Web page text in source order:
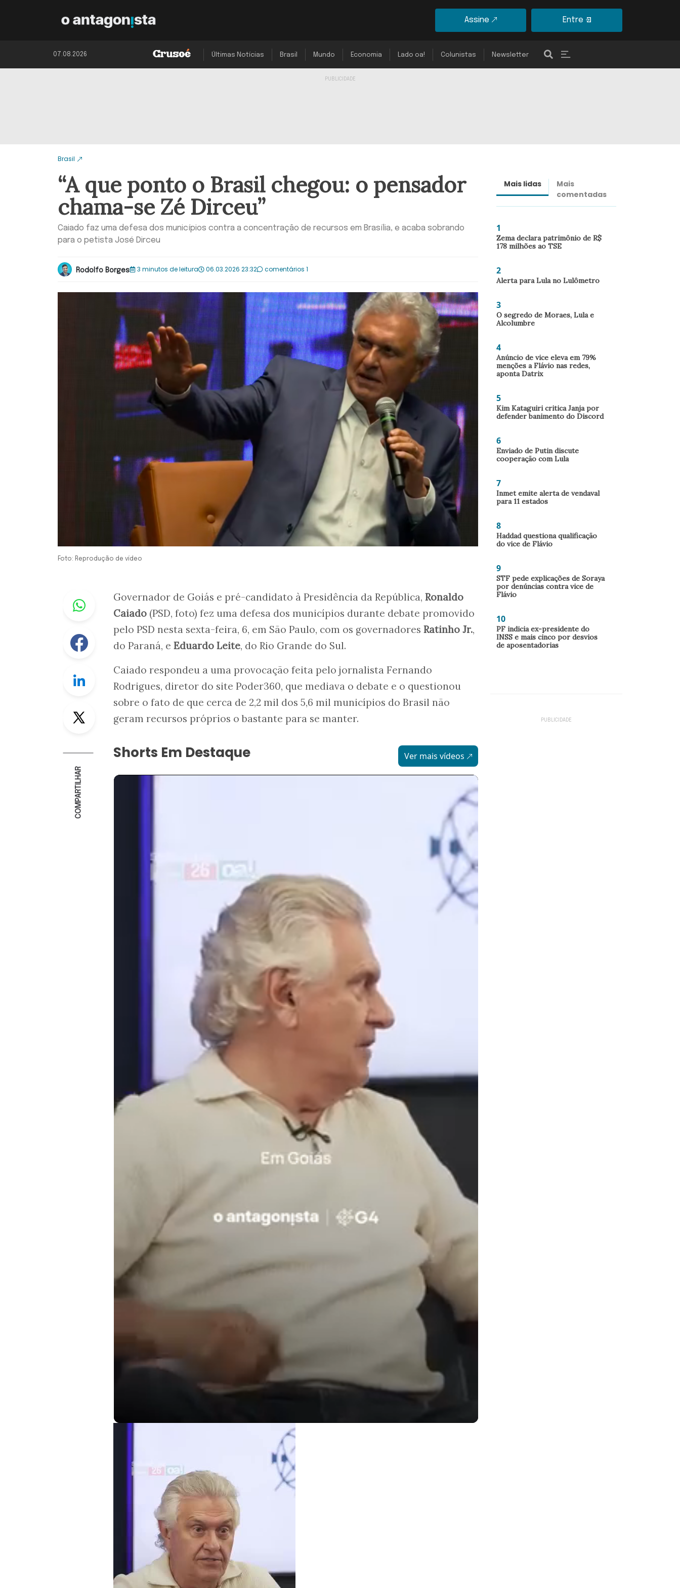
Assine Entre
07.08.2026 Últimas Notícias Brasil Mundo Economia Lado oa! Colunistas Newsletter
Brasil
“A que ponto o Brasil chegou: o pensador
chama-se Zé Dirceu”
Caiado faz uma defesa dos municípios contra a concentração de recursos em Brasília, e acaba sobrando
para o petista José Dirceu
Rodolfo Borges 3 minutos de leitura 06.03.2026 23:32 comentários 1
Foto: Reprodução de vídeo
Whastapp
Facebook
Linkedin
Twitter
COMPARTILHAR
Governador de Goiás e pré-candidato à Presidência da República, Ronaldo
Caiado (PSD, foto) fez uma defesa dos municípios durante debate promovido
pelo PSD nesta sexta-feira, 6, em São Paulo, com os governadores Ratinho Jr.,
do Paraná, e Eduardo Leite, do Rio Grande do Sul.
Caiado respondeu a uma provocação feita pelo jornalista Fernando
Rodrigues, diretor do site Poder360, que mediava o debate e o questionou
sobre o fato de que cerca de 2,2 mil dos 5,6 mil municípios do Brasil não
geram recursos próprios o bastante para se manter.
Shorts Em Destaque Ver mais vídeos
Mais lidas
Mais
comentadas
1
Zema declara patrimônio de R$
178 milhões ao TSE
2
Alerta para Lula no Lulômetro
3
O segredo de Moraes, Lula e
Alcolumbre
4
Anúncio de vice eleva em 79%
menções a Flávio nas redes,
aponta Datrix
5
Kim Kataguiri critica Janja por
defender banimento do Discord
6
Enviado de Putin discute
cooperação com Lula
7
Inmet emite alerta de vendaval
para 11 estados
8
Haddad questiona qualificação
do vice de Flávio
9
STF pede explicações de Soraya
por denúncias contra vice de
Flávio
10
PF indicia ex-presidente do
INSS e mais cinco por desvios
de aposentadorias